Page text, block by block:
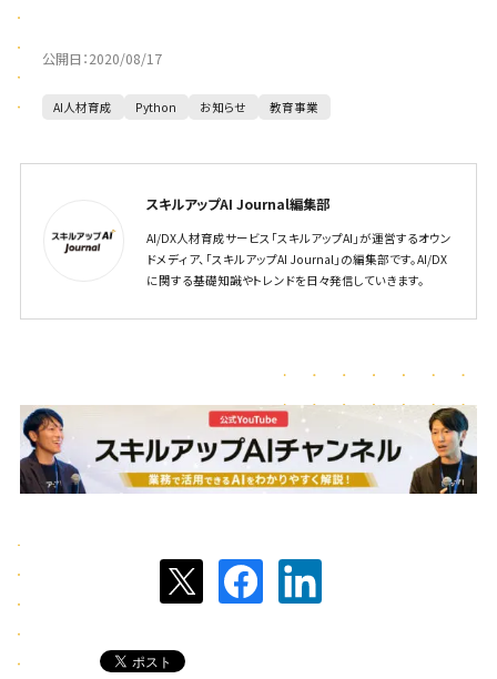
公開日：2020/08/17
AI人材育成 Python お知らせ 教育事業
スキルアップAI Journal編集部
AI/DX人材育成サービス「スキルアップAI」が運営するオウン
ドメディア、「スキルアップAI Journal」の編集部です。AI/DX
に関する基礎知識やトレンドを日々発信していきます。